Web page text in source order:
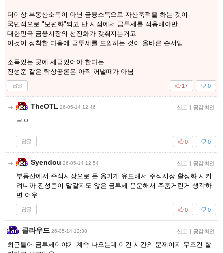
더이상 부동산소득이 아닌 금융소득으로 자산축적을 하는 것이
국민적으로 "보편화"되고 난 시점에서 금투세를 적용해야만
대한민국 금융시장의 선진화가 갖춰지는거고
이것이 정착한 다음에 금투세를 도입하는 것이 올바른 순서임
소득있는 곳에 세금있어야 한다는
진성준 같은 탁상공론은 아직 꺼낼때가 아님
답글 0
17
TheOTL 26-05-14 12:46 신고 | 공감 확인
ㄹㅇ
답글 0
0
Syendou 26-05-14 12:54 신고 | 공감 확인
부동산에서 주식시장으로 돈 옮기게 유도해서 주식시장 활성화 시키
려니까 진성준이 말같지도 않은 금투세 운운해서 주춤거린거 생각하
면 어우.....
답글 0
0
클라우드 26-05-14 12:38 신고 | 공감 확인
최근들어 금투세이야기 계속 나오는데 이건 시간의 문제이지 무조건 할